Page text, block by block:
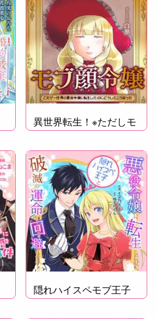
異世界転生！※ただしモ
ブ顔
隠れハイスペモブ王子
を育成